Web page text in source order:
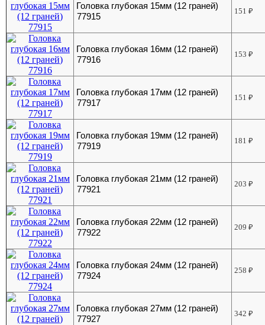
Головка глубокая 15мм (12 граней)
77915
151₽
Головка глубокая 16мм (12 граней)
77916
153₽
Головка глубокая 17мм (12 граней)
77917
151₽
Головка глубокая 19мм (12 граней)
77919
181₽
Головка глубокая 21мм (12 граней)
77921
203₽
Головка глубокая 22мм (12 граней)
77922
209₽
Головка глубокая 24мм (12 граней)
77924
258₽
Головка глубокая 27мм (12 граней)
77927
342₽